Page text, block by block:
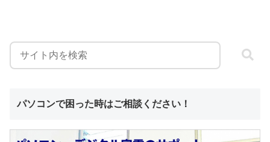
パソコンで困った時はご相談ください！